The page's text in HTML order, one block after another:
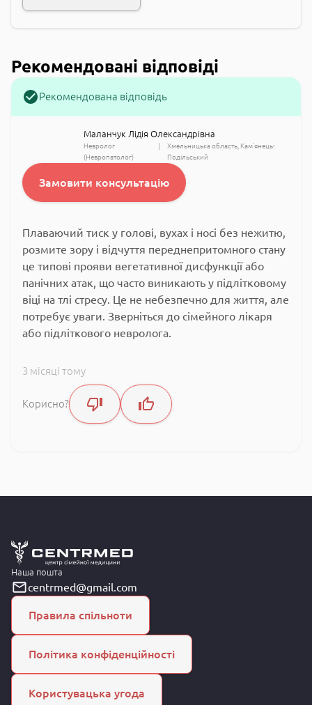
Рекомендовані відповіді
Рекомендована відповідь
Маланчук Лідія Олександрівна
Невролог
(Невропатолог)
Хмельницька область Кам'янець-
Подільський
Замовити консультацію
Плаваючий тиск у голові, вухах і носі без нежитю,
розмите зору і відчуття переднепритомного стану
це типові прояви вегетативної дисфункції або
панічних атак, що часто виникають у підлітковому
віці на тлі стресу. Це не небезпечно для життя, але
потребує уваги. Зверніться до сімейного лікаря
або підліткового невролога.
3 місяці тому
Корисно?
Наша пошта
centrmed@gmail.com
Правила спільноти
Політика конфіденційності
Користувацька угода